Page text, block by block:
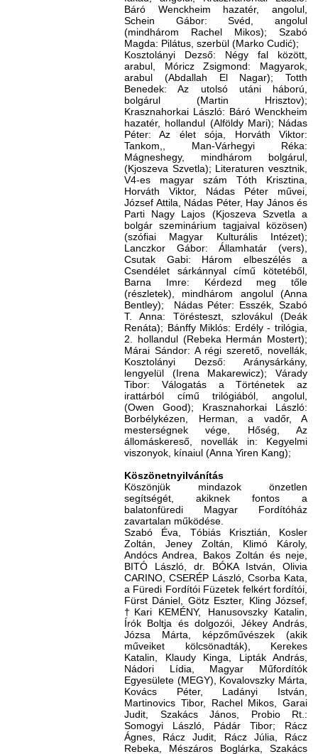
Báró Wenckheim hazatér, angolul,
Schein Gábor: Svéd, angolul
(mindhárom Rachel Mikos); Szabó
Magda: Pilátus, szerbül (Marko Cudić);
Kosztolányi Dezső: Négy fal között,
arabul, Móricz Zsigmond: Magyarok,
arabul (Abdallah El Nagar); Totth
Benedek: Az utolsó utáni háború,
bolgárul (Martin Hrisztov);
Krasznahorkai László: Báró Wenckheim
hazatér, hollandul (Alföldy Mari); Nádas
Péter: Az élet sója, Horváth Viktor:
Tankom,, Man-Várhegyi Réka:
Mágneshegy, mindhárom bolgárul,
(Kjoszeva Szvetla); Literaturen vesztnik,
V4-es magyar szám Tóth Krisztina,
Horváth Viktor, Nádas Péter művei,
József Attila, Nádas Péter, Hay János és
Parti Nagy Lajos (Kjoszeva Szvetla a
bolgár szeminárium tagjaival közösen)
(szófiai Magyar Kulturális Intézet);
Lanczkor Gábor: Államhatár (vers),
Csutak Gabi: Három elbeszélés a
Csendélet sárkánnyal című kötetéből,
Barna Imre: Kérdezd meg tőle
(részletek), mindhárom angolul (Anna
Bentley); Nádas Péter: Esszék, Szabó
T. Anna: Törésteszt, szlovákul (Deák
Renáta); Bánffy Miklós: Erdély - trilógia,
2. hollandul (Rebeka Hermán Mostert);
Márai Sándor: A régi szerető, novellák,
Kosztolányi Dezső: Aránysárkány,
lengyelül (Irena Makarewicz); Várady
Tibor: Válogatás a Történetek az
irattárból című trilógiából, angolul,
(Owen Good); Krasznahorkai László:
Borbélykézen, Herman, a vadőr, A
mesterségnek vége, Hőség, Az
állomáskereső, novellák in: Kegyelmi
viszonyok, kínaiul (Anna Yiren Kang);
Köszönetnyilvánítás
Köszönjük mindazok önzetlen
segítségét, akiknek fontos a
balatonfüredi Magyar Fordítóház
zavartalan működése.
Szabó Éva, Tóbiás Krisztián, Kosler
Zoltán, Jeney Zoltán, Klimó Károly,
Andócs Andrea, Bakos Zoltán és neje,
BITÓ László, dr. BÓKA István, Olivia
CARINO, CSERÉP László, Csorba Kata,
a Füredi Fordítói Füzetek felkért fordítói,
Fürst Dániel, Götz Eszter, Kling József,
†Kari KEMÉNY, Hanusovszky Katalin,
Írók Boltja és dolgozói, Jékey András,
Józsa Márta, képzőművészek (akik
műveiket kölcsönadták), Kerekes
Katalin, Klaudy Kinga, Lipták András,
Nádori Lídia, Magyar Műfordítók
Egyesülete (MEGY), Kovalovszky Márta,
Kovács Péter, Ladányi István,
Martinovics Tibor, Rachel Mikos, Garai
Judit, Szakács János, Probio Rt.:
Somogyi László, Pádár Tibor; Rácz
Ágnes, Rácz Judit, Rácz Júlia, Rácz
Rebeka, Mészáros Boglárka, Szakács